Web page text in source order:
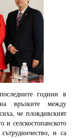
години в
на връзките между
че пловдивският
и селскостопанското
и са